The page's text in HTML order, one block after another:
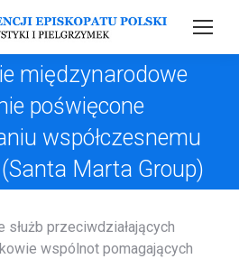
międzynarodowe
poświęcone
współczesnemu
Marta Group)
przeciwdziałających
wspólnot pomagających